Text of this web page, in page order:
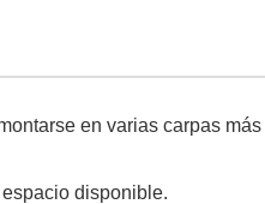
en varias carpas
disponible.